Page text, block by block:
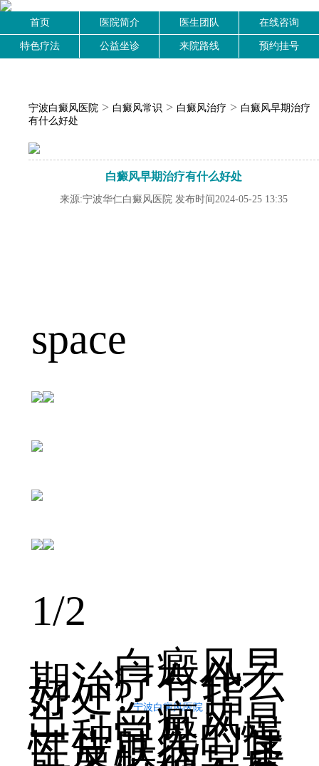
首页 医院简介 医生团队 在线咨询
特色疗法 公益坐诊 来院路线 预约挂号
宁波白癜风医院 > 白癜风常识 > 白癜风治疗 > 白癜风早期治疗
有什么好处
白癜风早期治疗有什么好处
来源:宁波华仁白癜风医院 发布时间2024-05-25 13:35
space
1/2
白癜风早
期治疗有什么
好处?宁波白癜风医院指
出：白癜风是
一种常见的慢
性皮肤病，其